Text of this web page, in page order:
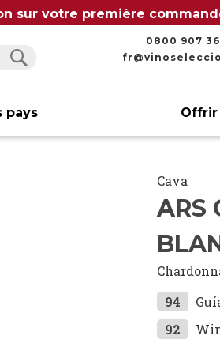
sur votre première
0800 907
pays Offrir
Cava
ARS
94
92